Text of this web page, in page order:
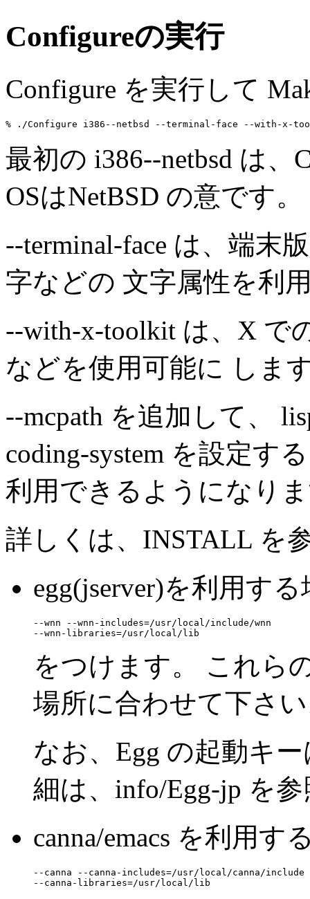
Configureの実行
Configure を実行して
最初の i386--netbsd は
OSはNetBSD の意です。
--terminal-face は、端末
字などの 文字属性を利
--with-x-toolkit は、X で
などを使用可能に しま
--mcpath を追加して、
coding-system を設定す
利用できるようになり
詳しくは、INSTALL を
egg(jserver)を利用する
--wnn --wnn-includes=/usr/local/include/wnn
をつけます。 これら
場所に合わせて下さ
なお、Egg の起動キ
細は、info/Egg-jp を
canna/emacs を利用す
--canna --canna-includes=/usr/local/canna/include